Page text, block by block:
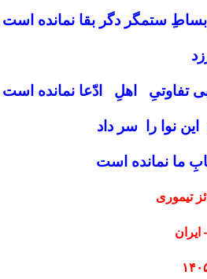
ستمگر دگر بقا نمانده است
تفاوتیِ اهلِ ادّعا نمانده است
این نوا را سر داد
ما نمانده است
تیموری
۱۰